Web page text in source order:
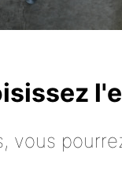
vous